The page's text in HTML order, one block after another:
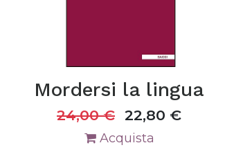
Mordersi la lingua
24,00€ 22,80 €
Acquista